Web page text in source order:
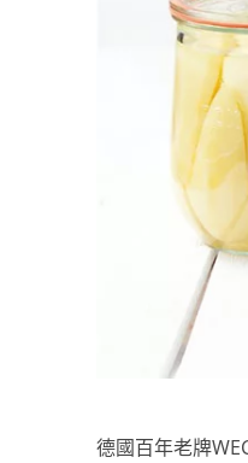
德國百年老牌